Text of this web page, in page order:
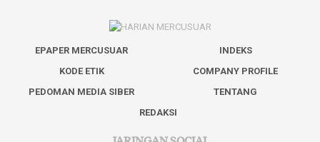
EPAPER MERCUSUAR
INDEKS
KODE ETIK
COMPANY PROFILE
PEDOMAN MEDIA SIBER
TENTANG
REDAKSI